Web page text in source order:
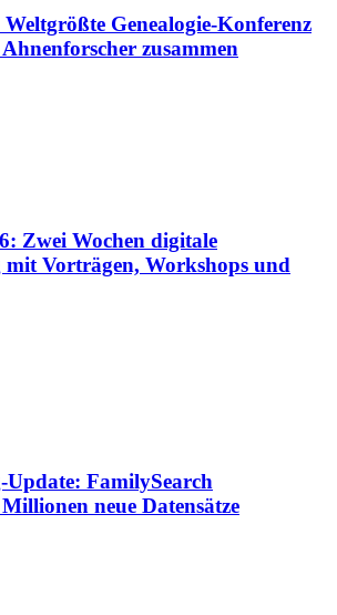
Weltgrößte Genealogie-Konferenz
zusammen
Zwei Wochen digitale
mit Vorträgen, Workshops und
FamilySearch
neue Datensätze